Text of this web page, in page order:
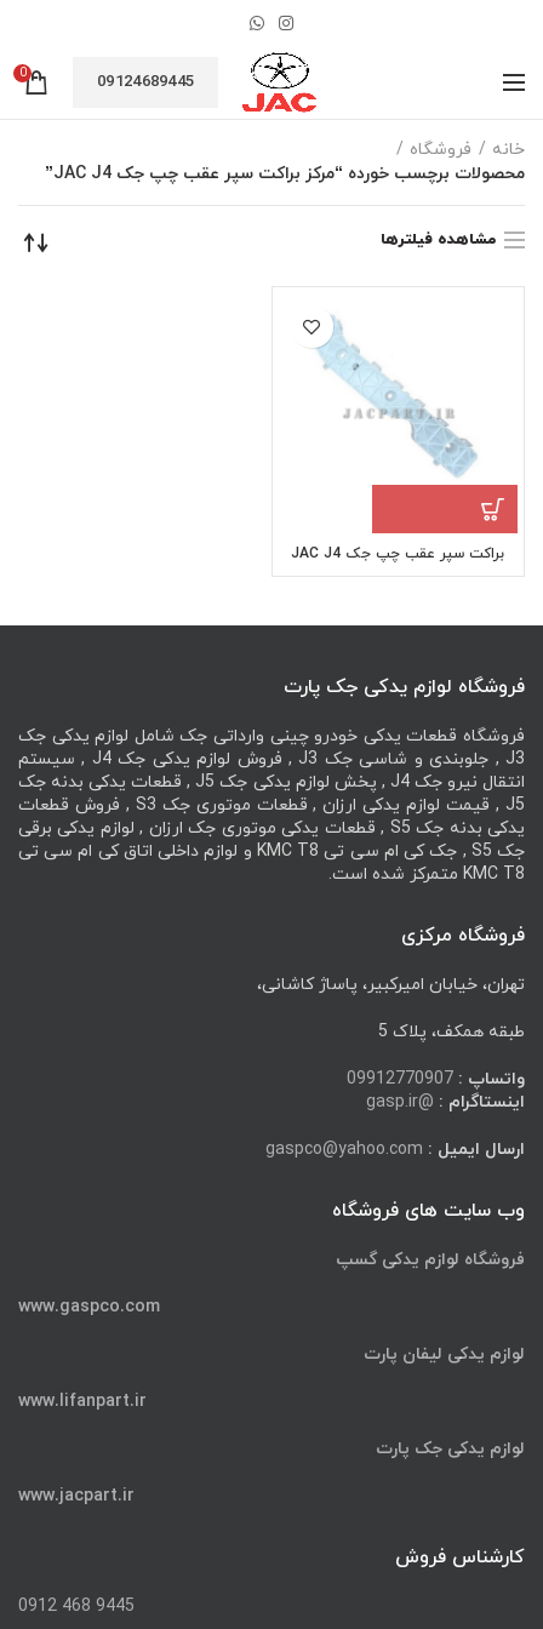
09124689445
0
خانه
فروشگاه
محصولات برچسب خورده “مرکز براکت سپر عقب چپ جک JAC J4”
مشاهده فیلترها
براکت سپر عقب چپ جک JAC J4
فروشگاه لوازم یدکی جک پارت
فروشگاه قطعات یدکی خودرو چینی وارداتی جک شامل لوازم یدکی جک
J3 , جلوبندی و شاسی جک J3 , فروش لوازم یدکی جک J4 , سیستم
انتقال نیرو جک J4 , پخش لوازم یدکی جک J5 , قطعات یدکی بدنه جک
J5 , قیمت لوازم یدکی ارزان , قطعات موتوری جک S3 , فروش قطعات
یدکی بدنه جک S5 , قطعات یدکی موتوری جک ارزان , لوازم یدکی برقی
جک S5 , جک کی ام سی تی KMC T8 و لوازم داخلی اتاق کی ام سی تی
KMC T8 متمرکز شده است.
فروشگاه مرکزی
تهران، خیابان امیرکبیر، پاساژ کاشانی،
طبقه همکف، پلاک 5
واتساپ : 09912770907
اینستاگرام : @gasp.ir
ارسال ایمیل : gaspco@yahoo.com
وب سایت های فروشگاه
فروشگاه لوازم یدکی گسپ
www.gaspco.com
لوازم یدکی لیفان پارت
www.lifanpart.ir
لوازم یدکی جک پارت
www.jacpart.ir
کارشناس فروش
9445 468 0912